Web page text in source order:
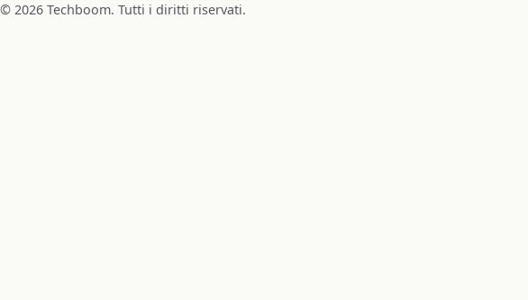
© 2026 Techboom. Tutti i diritti riservati.